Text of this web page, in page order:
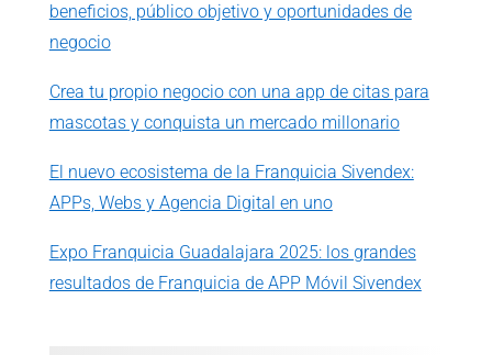
beneficios, público objetivo y oportunidades de
negocio
Crea tu propio negocio con una app de citas para
mascotas y conquista un mercado millonario
El nuevo ecosistema de la Franquicia Sivendex:
APPs, Webs y Agencia Digital en uno
Expo Franquicia Guadalajara 2025: los grandes
resultados de Franquicia de APP Móvil Sivendex